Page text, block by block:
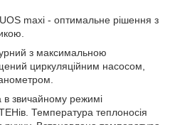
maxi - оптимальне рішення з
з максимальною
циркуляційним насосом,
звичайному режимі
Температура теплоносія